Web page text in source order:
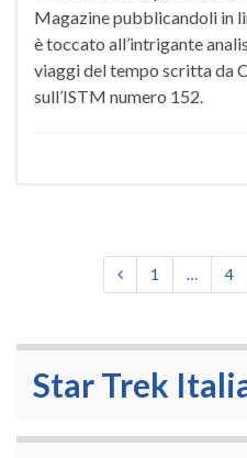
Magazine pubblicandoli in
è toccato all’intrigante
viaggi del tempo scritta da
sull’ISTM numero 152.
1 … 4
Star Trek